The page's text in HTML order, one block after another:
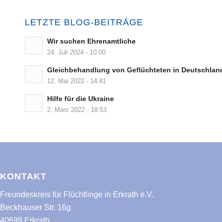
LETZTE BLOG-BEITRÄGE
Wir suchen Ehrenamtliche
24. Juli 2024 - 10:00
Gleichbehandlung von Geflüchteten in
12. Mai 2022 - 14:41
Hilfe für die Ukraine
2. März 2022 - 18:53
KONTAKT
Freundeskreis für Flüchtlinge in Erkrath e.V.
Beckhauser Str. 16g
40699 Erkrath